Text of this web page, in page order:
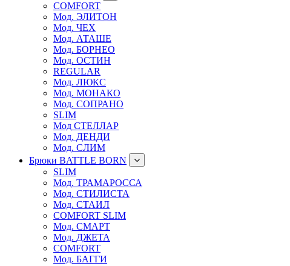
COMFORT
Мод. ЭЛИТОН
Мод. ЧЕХ
Мод. АТАШЕ
Мод. БОРНЕО
Мод. ОСТИН
REGULAR
Мод. ЛЮКС
Мод. МОНАКО
Мод. СОПРАНО
SLIM
Мод СТЕЛЛАР
Мод. ДЕНДИ
Мод. СЛИМ
Брюки BATTLE BORN
SLIM
Мод. ТРАМАРОССА
Мод. СТИЛИСТА
Мод. СТАИЛ
COMFORT SLIM
Мод. СМАРТ
Мод. ДЖЕТА
COMFORT
Мод. БАГГИ